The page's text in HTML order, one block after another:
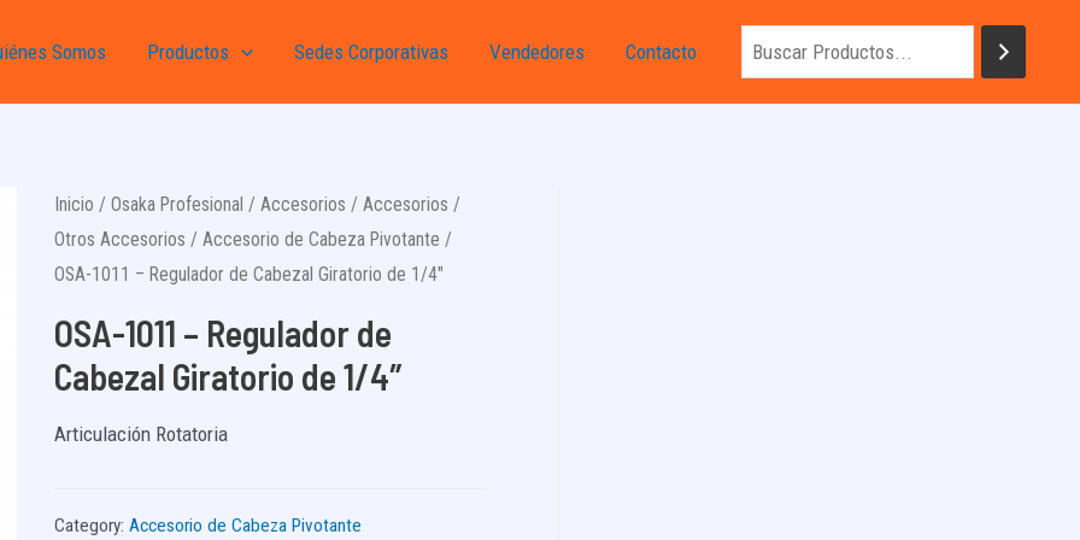
Somos Productos Sedes Corporativas Vendedores Contacto
Inicio / Osaka Profesional / Accesorios / Accesorios /
Otros Accesorios / Accesorio de Cabeza Pivotante /
OSA-1011 – Regulador de Cabezal Giratorio de 1/4″
OSA-1011 – Regulador de
Cabezal Giratorio de 1/4″
Articulación Rotatoria
Category: Accesorio de Cabeza Pivotante